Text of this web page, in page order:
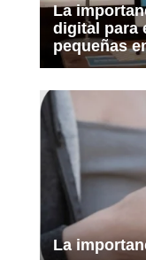
La
digital para
pequeñas
La